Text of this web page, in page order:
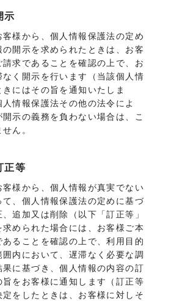
示
様から、個人情報保護法の定め
開示を求められたときは、お客
求であることを確認の上で、お
く開示を行います（当該個人情
にはその旨を通知いたしま
情報保護法その他の法令によ
開示の義務を負わない場合は、こ
ん。
正等
客様から、個人情報が真実でない
て、個人情報保護法の定めに基づ
追加又は削除（以下「訂正等」
求められた場合には、お客様ご本
あることを確認の上で、利用目的
内において、遅滞なく必要な調
に基づき、個人情報の内容の訂
をお客様に通知します（訂正等
をしたときは、お客様に対しそ